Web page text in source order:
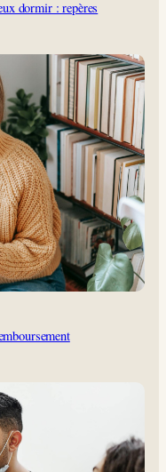
dormir : repères